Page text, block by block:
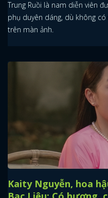
Trung Ruồi là nam diễn viên
phụ duyên dáng, dù không
trên màn ảnh.
Kaity Nguyễn, hoa